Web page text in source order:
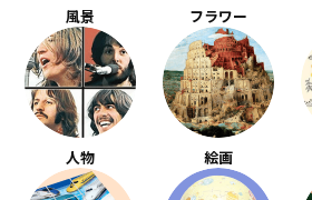
風景 フラワー
人物 絵画